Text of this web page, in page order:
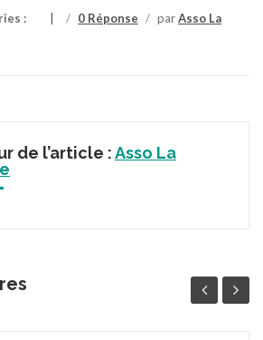
: / 0 Réponse / parAsso La
de l’article :Asso La